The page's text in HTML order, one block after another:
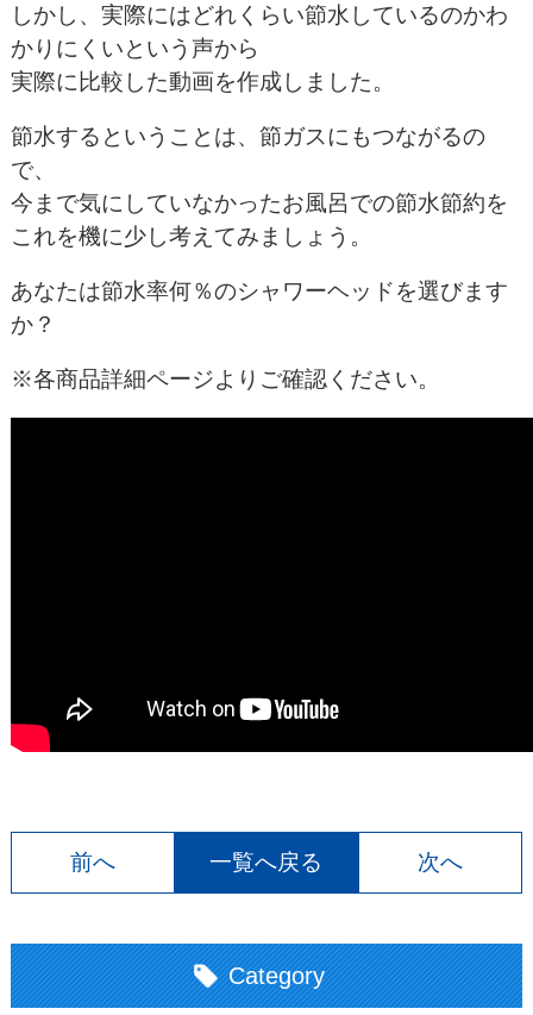
しかし、実際にはどれくらい節水しているのかわ
かりにくいという声から
実際に比較した動画を作成しました。
節水するということは、節ガスにもつながるの
で、
今まで気にしていなかったお風呂での節水節約を
これを機に少し考えてみましょう。
あなたは節水率何％のシャワーヘッドを選びます
か？
※各商品詳細ページよりご確認ください。
前へ 一覧へ戻る 次へ
Category